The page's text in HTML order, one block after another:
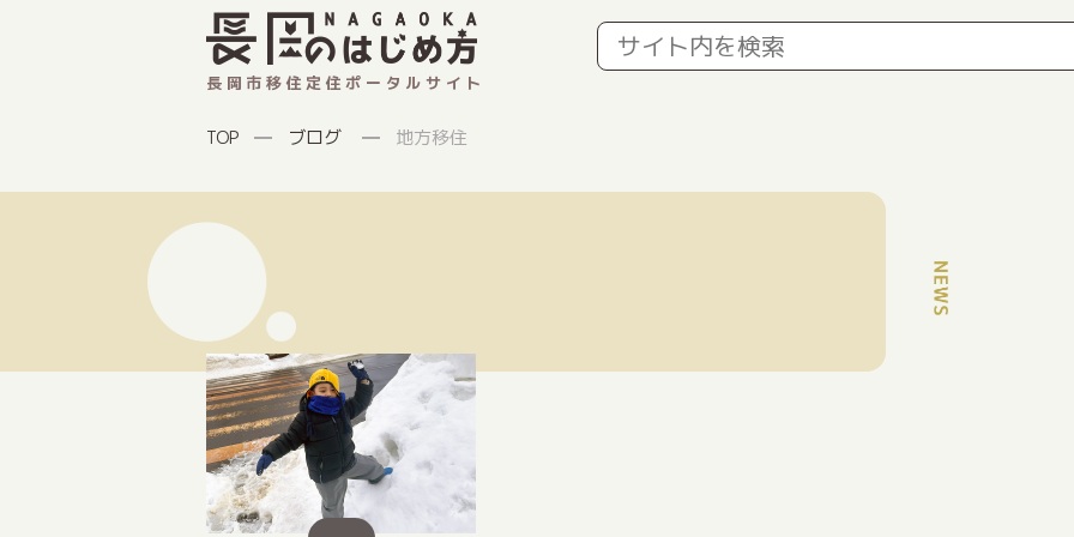
長岡市移住定住ポータルサイト
TOP ブログ 地方移住